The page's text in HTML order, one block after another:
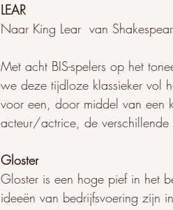
LEAR
Naar King Lear  van
Met acht BIS-spelers op het
we deze tijdloze klassieker vol
voor een, door middel van een
acteur/actrice, de
Gloster
Gloster is een hoge pief in het
ideeën van bedrijfsvoering zijn